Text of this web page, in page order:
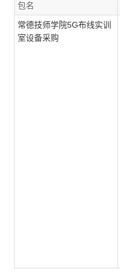
包名
常德技师学院5G布线实训
室设备采购